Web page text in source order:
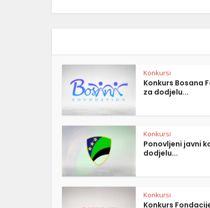
Konkursi
Konkurs Bosana
za dodjelu...
Konkursi
Ponovljeni javni
dodjelu...
Konkursi
Konkurs